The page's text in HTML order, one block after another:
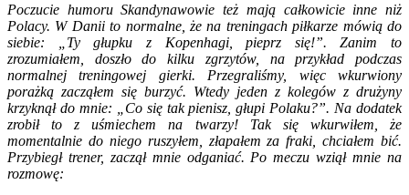
Poczucie humoru Skandynawowie też mają całkowicie inne niż
Polacy. W Danii to normalne, że na treningach piłkarze mówią do
siebie: „Ty głupku z Kopenhagi, pieprz się!”. Zanim to
zrozumiałem, doszło do kilku zgrzytów, na przykład podczas
normalnej treningowej gierki. Przegraliśmy, więc wkurwiony
porażką zacząłem się burzyć. Wtedy jeden z kolegów z drużyny
krzyknął do mnie: „Co się tak pienisz, głupi Polaku?”. Na dodatek
zrobił to z uśmiechem na twarzy! Tak się wkurwiłem, że
momentalnie do niego ruszyłem, złapałem za fraki, chciałem bić.
Przybiegł trener, zaczął mnie odganiać. Po meczu wziął mnie na
rozmowę: